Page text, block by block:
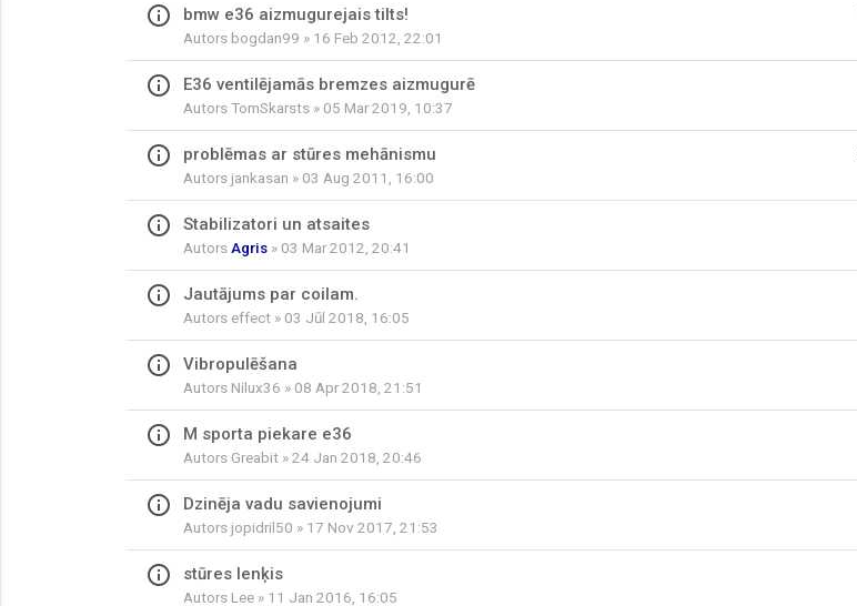
info_outline bmw e36 aizmugurejais tilts!
Autors bogdan99 » 16 Feb 2012, 22:01
info_outline E36 ventilējamās bremzes aizmugurē
AutorsTomSkarsts » 05 Mar 2019, 10:37
info_outline problēmas ar stūres mehānismu
Autors jankasan » 03 Aug 2011, 16:00
info_outline Stabilizatori un atsaites
Autors Agris » 03 Mar 2012, 20:41
info_outline Jautājums par coilam.
Autors effect » 03 Jūl 2018, 16:05
info_outline Vibropulēšana
Autors Nilux36 » 08 Apr 2018, 21:51
info_outline M sporta piekare e36
Autors Greabit » 24 Jan 2018, 20:46
info_outline Dzinēja vadu savienojumi
Autors jopidril50 » 17 Nov 2017, 21:53
info_outline stūres lenķis
Autors Lee » 11 Jan 2016, 16:05